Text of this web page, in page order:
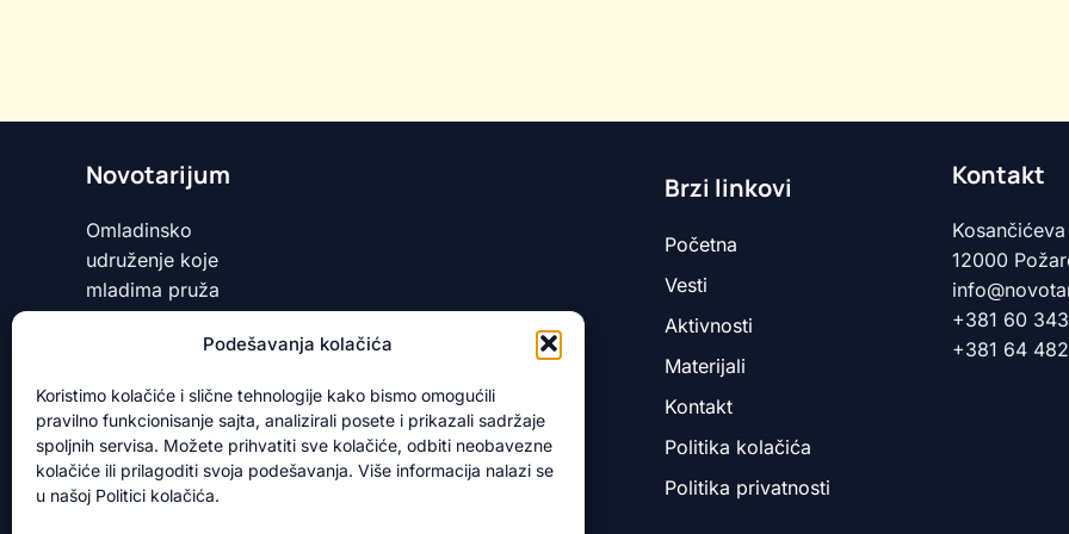
Podešavanja kolačića
Koristimo kolačiće i slične tehnologije kako bismo omogućili
pravilno funkcionisanje sajta, analizirali posete i prikazali sadržaje
spoljnih servisa. Možete prihvatiti sve kolačiće, odbiti neobavezne
kolačiće ili prilagoditi svoja podešavanja. Više informacija nalazi se
u našoj Politici kolačića.
Novotarijum
Omladinsko
udruženje koje
mladima pruža
stvaraju, povezuju
promene kroz
lokalne aktivnosti i
međunarodne
programe.
Brzi linkovi
Početna
Vesti
Aktivnosti
Materijali
Kontakt
Politika kolačića
Politika privatnosti
Kontakt
12000
+381 60
+381 64